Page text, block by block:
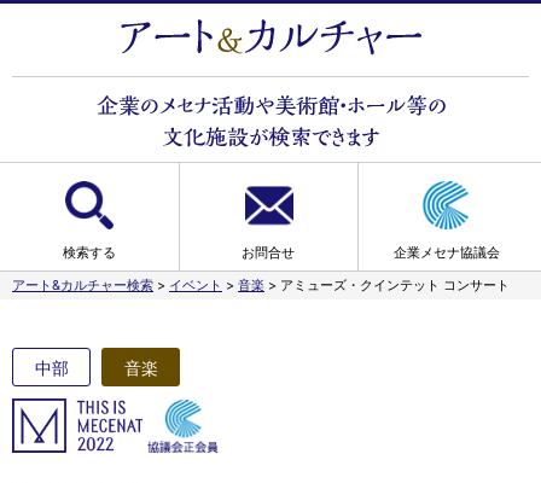
検索する お問合せ
企業メセナ協議会
アート&カルチャー検索 > イベント > 音楽 > アミューズ・クインテット コンサート
中部 音楽